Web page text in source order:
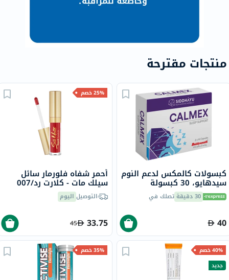
منتجات مقترحة
كبسولات كالمكس لدعم النوم
سيدهايو، 30 كبسولة
30 دقيقة تصلك في
40
25% خصم
أحمر شفاه فلورمار سائل
سيلك مات - كلارت رد/007
التوصيل اليوم
33.75
45
40% خصم
جديد
35% خصم